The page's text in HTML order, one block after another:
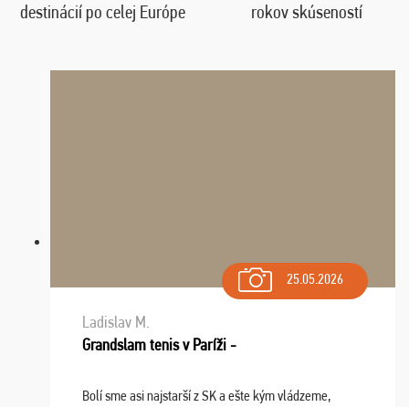
destinácií po celej Európe rokov skúseností
25.05.2026
Ladislav M.
Grandslam tenis v Paríži -
Bolí sme asi najstarší z SK a ešte kým vládzeme,